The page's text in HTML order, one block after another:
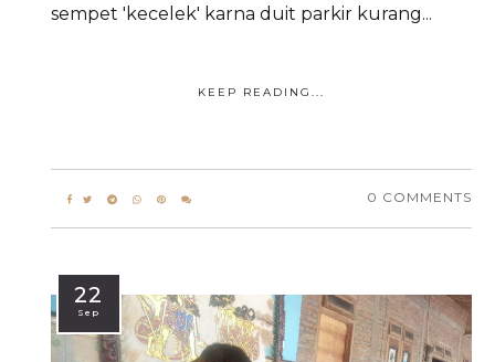
sempet 'kecelek' karna duit parkir kurang...
KEEP READING...
0 COMMENTS
22
Sep